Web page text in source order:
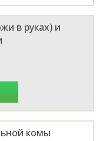
в руках) и
комы